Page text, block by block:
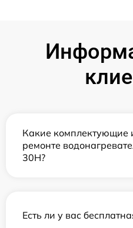
Какие комплектующие
ремонте
30H?
Есть ли у вас